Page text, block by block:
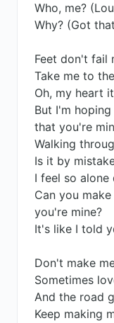
Who, me?
Why? (Got
Feet don't fail
Take me to
Oh, my heart
But I'm
that you're
Walking
Is it by
I feel so alone
Can you
you're mine?
It's like I told
Don't make
Sometimes
And the road
Keep making